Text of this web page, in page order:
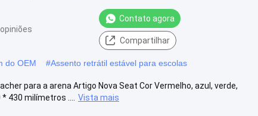
Contato agora
Compartilhar
do OEM #Assento retrátil estável para escolas
para a arena Artigo Nova Seat Cor Vermelho, azul, verde,
430 milímetros ....
Vista mais